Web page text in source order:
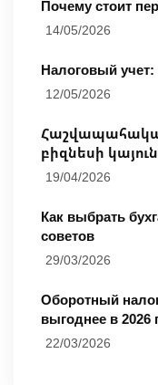
Почему стоит
14/05/2026
Налоговый
12/05/2026
բիզնեսի
19/04/2026
Как выбрать
советов
29/03/2026
Оборотный
выгоднее в 2026
22/03/2026